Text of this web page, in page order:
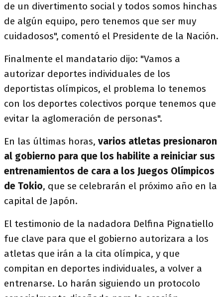
de un divertimento social y todos somos hinchas
de algún equipo, pero tenemos que ser muy
cuidadosos", comentó el Presidente de la Nación.
Finalmente el mandatario dijo: "Vamos a
autorizar deportes individuales de los
deportistas olímpicos, el problema lo tenemos
con los deportes colectivos porque tenemos que
evitar la aglomeración de personas".
En las últimas horas, varios atletas presionaron
al gobierno para que los habilite a reiniciar sus
entrenamientos de cara a los Juegos Olímpicos
de Tokio, que se celebrarán el próximo año en la
capital de Japón.
El testimonio de la nadadora Delfina Pignatiello
fue clave para que el gobierno autorizara a los
atletas que irán a la cita olímpica, y que
compitan en deportes individuales, a volver a
entrenarse. Lo harán siguiendo un protocolo